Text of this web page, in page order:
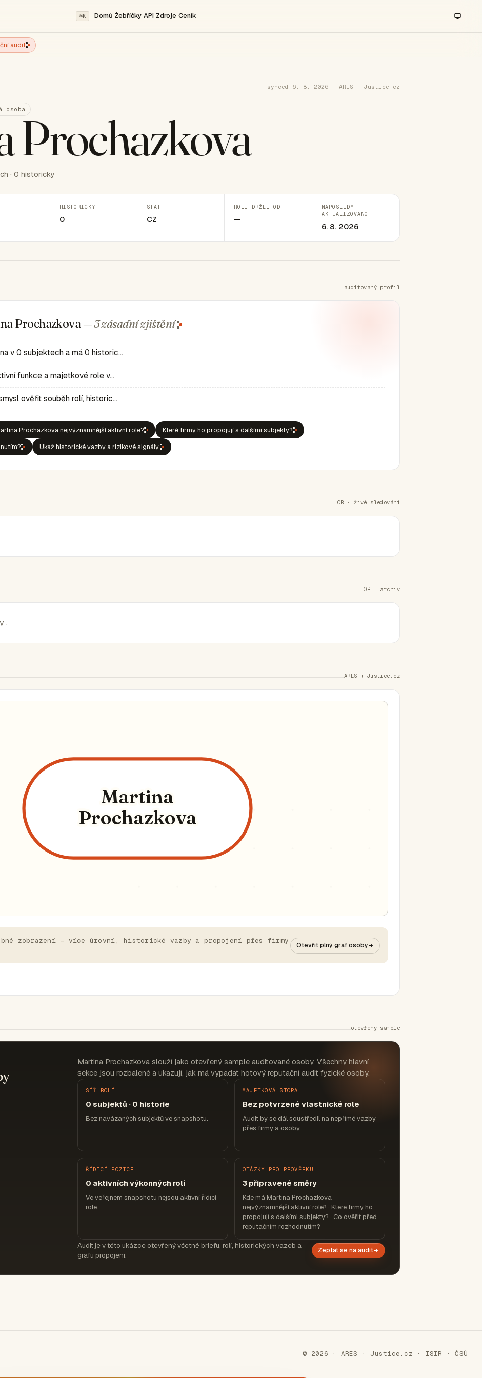
⌘K Domů Žebříčky API Zdroje Ceník
audit
synced 6. 8. 2026 · ARES · Justice.cz
osobaProchazkova
· 0 historicky
HISTORICKY
0
STÁT
CZ
ROLI DRŽEL OD
—
NAPOSLEDY
AKTUALIZOVÁNO
6. 8. 2026
auditovaný profil
Prochazkova— 3 zásadnízjištění
v 0 subjektech a má 0 historic…
funkce a majetkové role v…
ověřit souběh rolí, historic…
Prochazkova nejvýznamnější aktivní role?
Které firmy ho propojují s dalšími subjekty?
Ukaž historické vazby a rizikové signály.
OR · živé sledování
OR · archiv
ARES + Justice.cz
Martina
Prochazkova
zobrazení — více úrovní, historické vazby a propojení přes firmy
Otevřít plný graf osoby
otevřený sample
Martina Prochazkova slouží jako otevřený sample auditované osoby. Všechny hlavní
sekce jsou rozbalené a ukazují, jak má vypadat hotový reputační audit fyzické osoby.
SÍŤ ROLÍ
0 subjektů · 0 historie
Bez navázaných subjektů ve snapshotu.
MAJETKOVÁ STOPA
Bez potvrzené vlastnické role
Audit by se dál soustředil na nepřímé vazby
přes firmy a osoby.
ŘÍDICÍ POZICE
0 aktivních výkonných rolí
Ve veřejném snapshotu nejsou aktivní řídicí
role.
OTÁZKY PRO PROVĚRKU
3 připravené směry
Kde má Martina Prochazkova
nejvýznamnější aktivní role? · Které firmy ho
propojují s dalšími subjekty? · Co ověřit před
reputačním rozhodnutím?
Audit je v této ukázce otevřený včetně briefu, rolí, historických vazeb a
grafu propojení.
Zeptat se na audit
© 2026 · ARES · Justice.cz · ISIR · ČSÚ